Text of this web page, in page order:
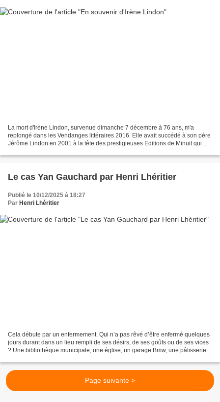
La mort d'Irène Lindon, survenue dimanche 7 décembre à 76 ans, m'a
replongé dans les Vendanges littéraires 2016. Elle avait succédé à son père
Jérôme Lindon en 2001 à la tête des prestigieuses Editions de Minuit qui
Le cas Yan Gauchard par Henri Lhéritier
Publié le 10/12/2025 à 18:27
Par Henri Lhéritier
Cela débute par un enfermement. Qui n’a pas rêvé d’être enfermé quelques
jours durant dans un lieu rempli de ses désirs, de ses goûts ou de ses vices
? Une bibliothèque municipale, une église, un garage Bmw, une pâtisserie,
Page suivante >